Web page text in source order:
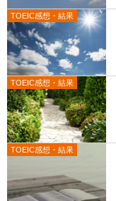
TOEIC感想・結果
TOEIC感想・結果
TOEIC感想・結果